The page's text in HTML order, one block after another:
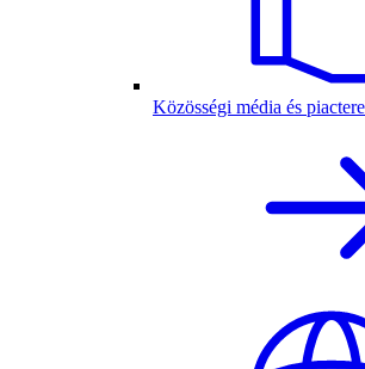
Közösségi média és